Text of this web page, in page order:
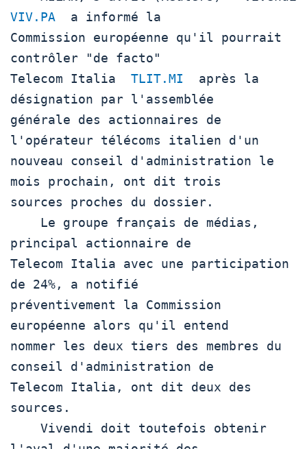
VIV.PA
  a informé la
Commission européenne qu'il pourrait
contrôler "de facto"
Telecom Italia TLIT.MI
  après la
désignation par l'assemblée
générale des actionnaires de
l'opérateur télécoms italien d'un
nouveau conseil d'administration le
mois prochain, ont dit trois
sources proches du dossier.
principal actionnaire de
Telecom Italia avec une participation
de 24%, a notifié
préventivement la Commission
européenne alors qu'il entend
nommer les deux tiers des membres du
conseil d'administration de
Telecom Italia, ont dit deux des
sources.